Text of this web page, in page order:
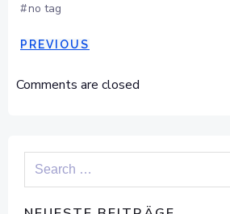
#no tag
POST
PREVIOUS
Comments are closed
Search